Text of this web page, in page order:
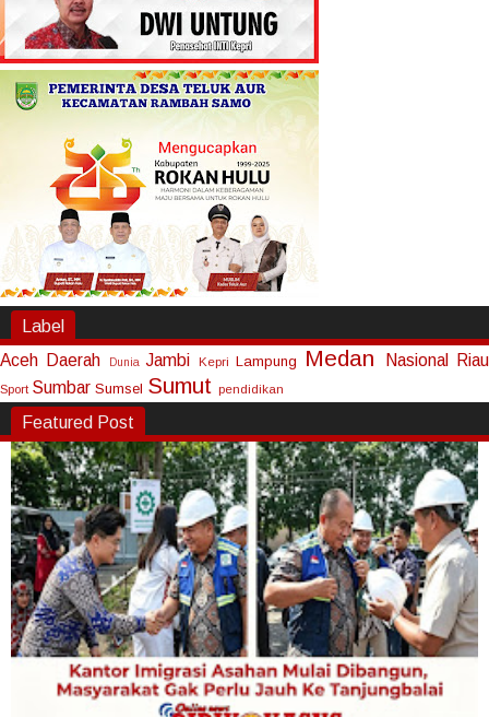
Label
Aceh Daerah Dunia Jambi Kepri Lampung Medan Nasional Riau
Sport Sumbar Sumsel Sumut pendidikan
Featured Post